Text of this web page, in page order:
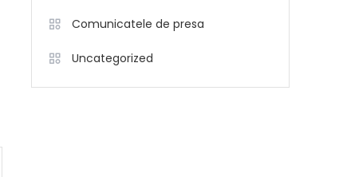
Comunicatele de presa
Uncategorized